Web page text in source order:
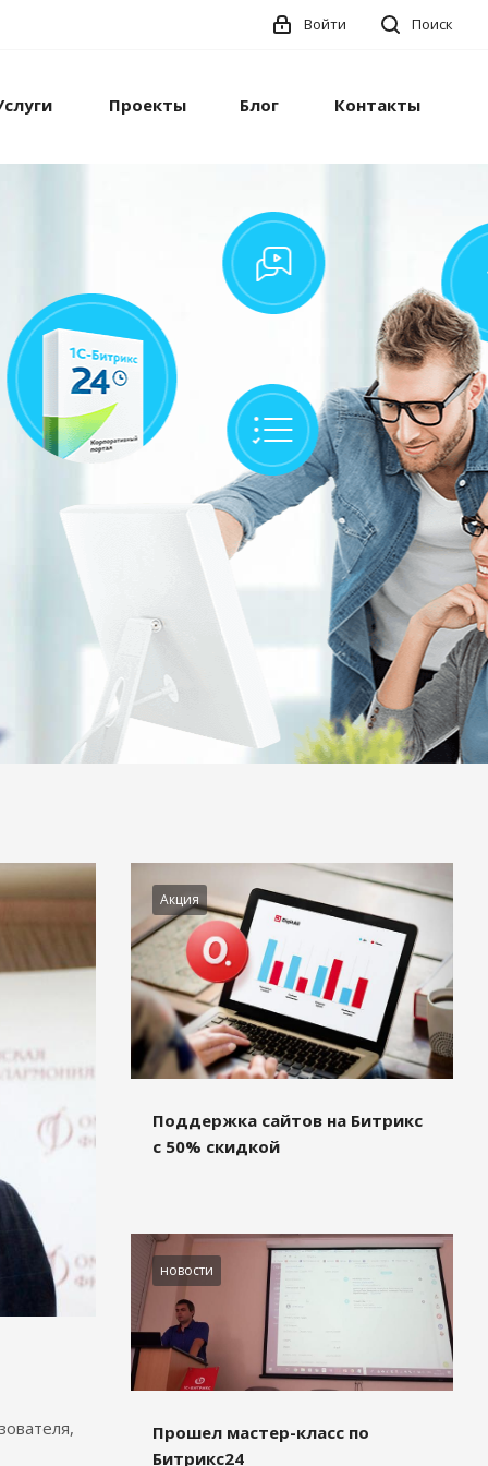
Поиск
Войти
Проекты Блог Контакты
Акция
Поддержка сайтов на Битрикс
с 50% скидкой
новости
Прошел мастер-класс по
Битрикс24